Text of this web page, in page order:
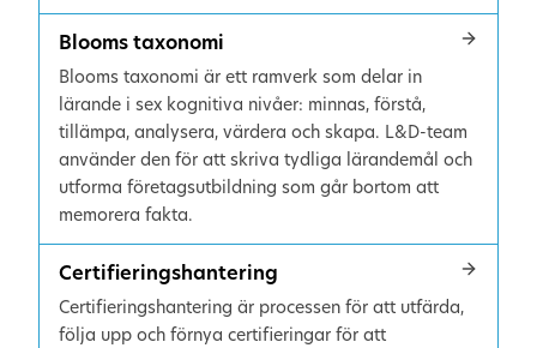
Blooms taxonomi
Blooms taxonomi är ett ramverk som delar in
lärande i sex kognitiva nivåer: minnas, förstå,
tillämpa, analysera, värdera och skapa. L&D-team
använder den för att skriva tydliga lärandemål och
utforma företagsutbildning som går bortom att
memorera fakta.
Certifieringshantering
Certifieringshantering är processen för att utfärda,
följa upp och förnya certifieringar för att